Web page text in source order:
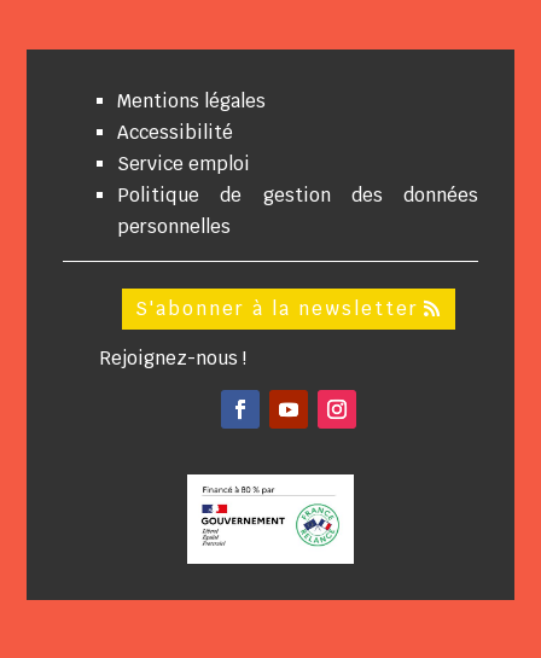
Mentions légales
Accessibilité
Service emploi
Politique de gestion des données
personnelles
S'abonner à la newsletter
Rejoignez-nous !